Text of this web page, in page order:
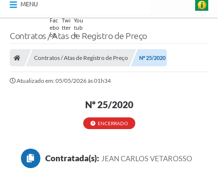
MENU
Contratos / Atas de Registro de Preço
Contratos / Atas de Registro de Preço Nº 25/2020
Atualizado em: 05/05/2026 às 01h34
Nº 25/2020
ENCERRADO
Contratada(s): JEAN CARLOS VETAROSSO